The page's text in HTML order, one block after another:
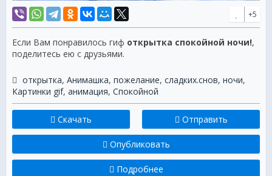
+5
Если Вам понравилось гиф открытка спокойной ночи!,
поделитесь ею с друзьями.
открытка, Анимашка, пожелание, сладких.снов, ночи,
Картинки gif, анимация, Спокойной
Скачать Отправить
Опубликовать
Подробнее